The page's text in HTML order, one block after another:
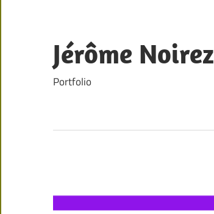
content
Jérôme Noirez
Portfolio